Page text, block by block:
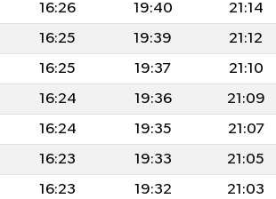
16:26 19:40
21:14
16:25 19:39
21:12
16:25 19:37
21:10
16:24 19:36
21:09
16:24 19:35
21:07
16:23 19:33
21:05
16:23 19:32
21:03